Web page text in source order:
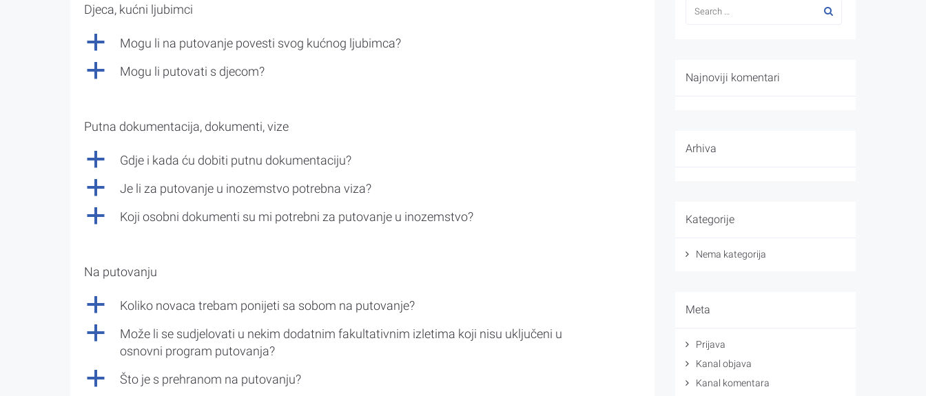
Djeca, kućni ljubimci
a Mogu li na putovanje povesti svog kućnog ljubimca?
a Mogu li putovati s djecom?
Putna dokumentacija, dokumenti, vize
a Gdje i kada ću dobiti putnu dokumentaciju?
a Je li za putovanje u inozemstvo potrebna viza?
a Koji osobni dokumenti su mi potrebni za putovanje u inozemstvo?
Na putovanju
a Koliko novaca trebam ponijeti sa sobom na putovanje?
a
Može li se sudjelovati u nekim dodatnim fakultativnim izletima koji nisu uključeni u
osnovni program putovanja?
a Što je s prehranom na putovanju?
Najnoviji komentari
Arhiva
Kategorije
Nema kategorija
Meta
Prijava
Kanal objava
Kanal komentara